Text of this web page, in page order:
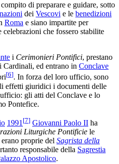
di preparare e guidare, sotto
dei Vescovi e le benedizioni
Roma e siano impartite per
celebrazioni che fossero stabilite
i Cerimonieri Pontifici, prestano
ed entrano in Conclave
[6]. In forza del loro ufficio, sono
effetti giuridici i documenti delle
gli atti del Conclave e lo
Pontefice.
1991 [7] Giovanni Paolo II ha
Liturgiche Pontificie le
proprie del Sagrista della
responsabile della Sagrestia
Apostolico.